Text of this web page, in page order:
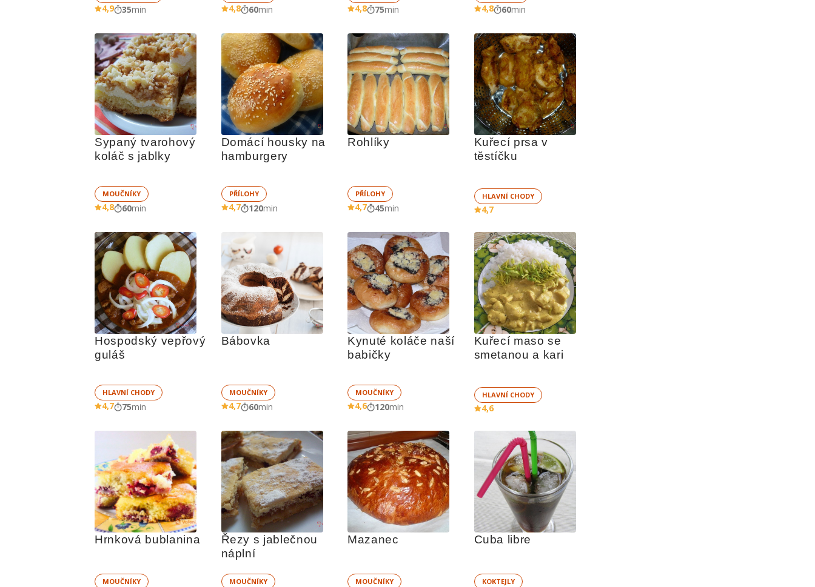
4,9 35min 4,8 60min 4,8 75min 4,8 60min
Sypaný tvarohový
koláč s jablky
MOUČNÍKY
4,8 60min
Domácí housky na
hamburgery
PŘÍLOHY
4,7 120min
Rohlíky
PŘÍLOHY
4,7 45min
Kuřecí prsa v
těstíčku
HLAVNÍ CHODY
4,7
Hospodský vepřový
guláš
HLAVNÍ CHODY
4,7 75min
Bábovka
MOUČNÍKY
4,7 60min
Kynuté koláče naší
babičky
MOUČNÍKY
4,6 120min
Kuřecí maso se
smetanou a kari
HLAVNÍ CHODY
4,6
Hrnková bublanina
MOUČNÍKY
Řezy s jablečnou
náplní
MOUČNÍKY
Mazanec
MOUČNÍKY
Cuba libre
KOKTEJLY